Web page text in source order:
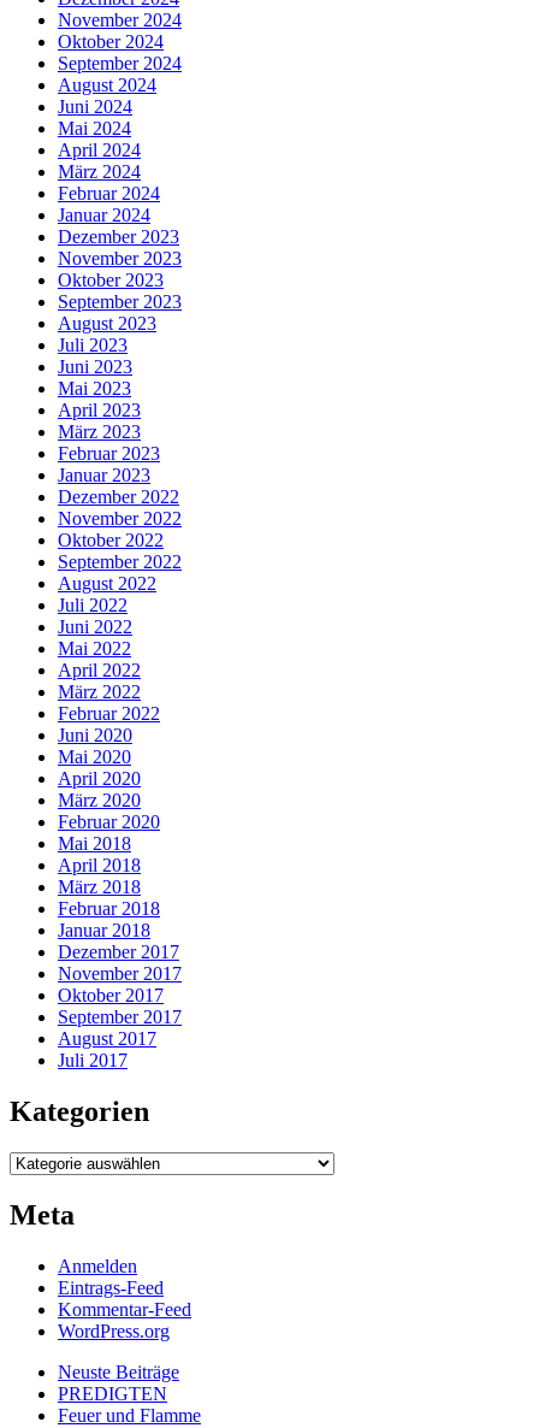
November 2024
Oktober 2024
September 2024
August 2024
Juni 2024
Mai 2024
April 2024
März 2024
Februar 2024
Januar 2024
Dezember 2023
November 2023
Oktober 2023
September 2023
August 2023
Juli 2023
Juni 2023
Mai 2023
April 2023
März 2023
Februar 2023
Januar 2023
Dezember 2022
November 2022
Oktober 2022
September 2022
August 2022
Juli 2022
Juni 2022
Mai 2022
April 2022
März 2022
Februar 2022
Juni 2020
Mai 2020
April 2020
März 2020
Februar 2020
Mai 2018
April 2018
März 2018
Februar 2018
Januar 2018
Dezember 2017
November 2017
Oktober 2017
September 2017
August 2017
Juli 2017
Kategorien
Kategorien
Meta
Anmelden
Eintrags-Feed
Kommentar-Feed
WordPress.org
Neuste Beiträge
PREDIGTEN
Feuer und Flamme